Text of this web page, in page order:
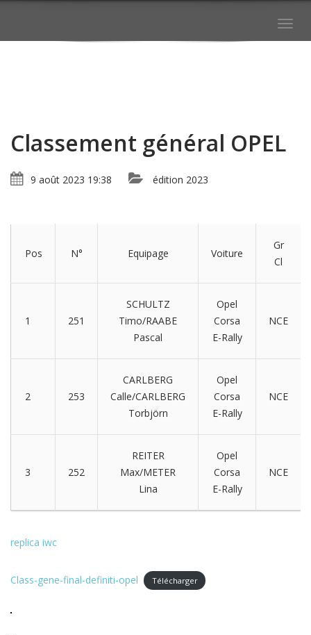
Classement général OPEL
9 août 2023 19:38 édition 2023
Pos N° Equipage Voiture
Gr
Cl
1 251
SCHULTZ
Timo/RAABE
Pascal
Opel
Corsa
E-Rally
NCE
2 253
CARLBERG
Calle/CARLBERG
Torbjörn
Opel
Corsa
E-Rally
NCE
3 252
REITER
Max/METER
Lina
Opel
Corsa
E-Rally
NCE
replica iwc
Class-gene-final-definiti-opel Télécharger